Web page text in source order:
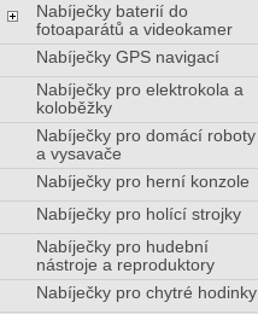
Nabíječky baterií do
fotoaparátů a videokamer
Nabíječky GPS navigací
Nabíječky pro elektrokola a
koloběžky
Nabíječky pro domácí roboty
a vysavače
Nabíječky pro herní konzole
Nabíječky pro holící strojky
Nabíječky pro hudební
nástroje a reproduktory
Nabíječky pro chytré hodinky